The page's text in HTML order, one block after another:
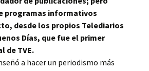
programas informativos
desde los propios Telediarios
Días, que fue el primer
de TVE.
a hacer un periodismo más